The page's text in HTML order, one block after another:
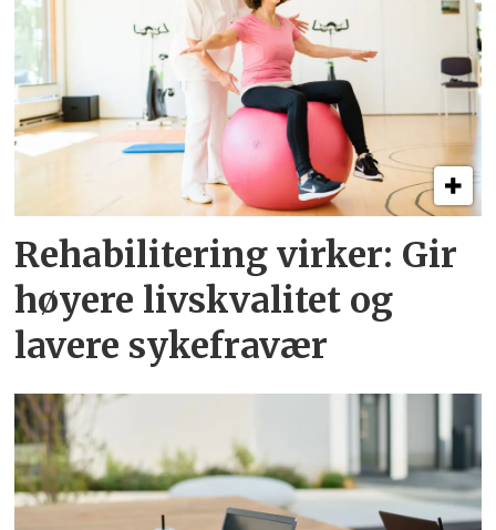
Rehabilitering virker: Gir
høyere livskvalitet og
lavere sykefravær